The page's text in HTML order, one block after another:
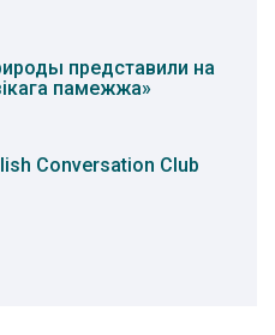
представили на
памежжа»
Conversation Club